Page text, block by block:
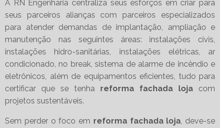
A RN Engenharia centraliza seus esforços em criar para
seus parceiros alianças com parceiros especializados
para atender demandas de implantação, ampliação e
manutenção nas seguintes áreas: instalações civis,
instalações hidro-sanitárias, instalações elétricas, ar
condicionado, no break, sistema de alarme de incêndio e
eletrônicos, além de equipamentos eficientes, tudo para
certificar que se tenha reforma fachada loja com
projetos sustentáveis.
Sem perder o foco em reforma fachada loja, deve-se